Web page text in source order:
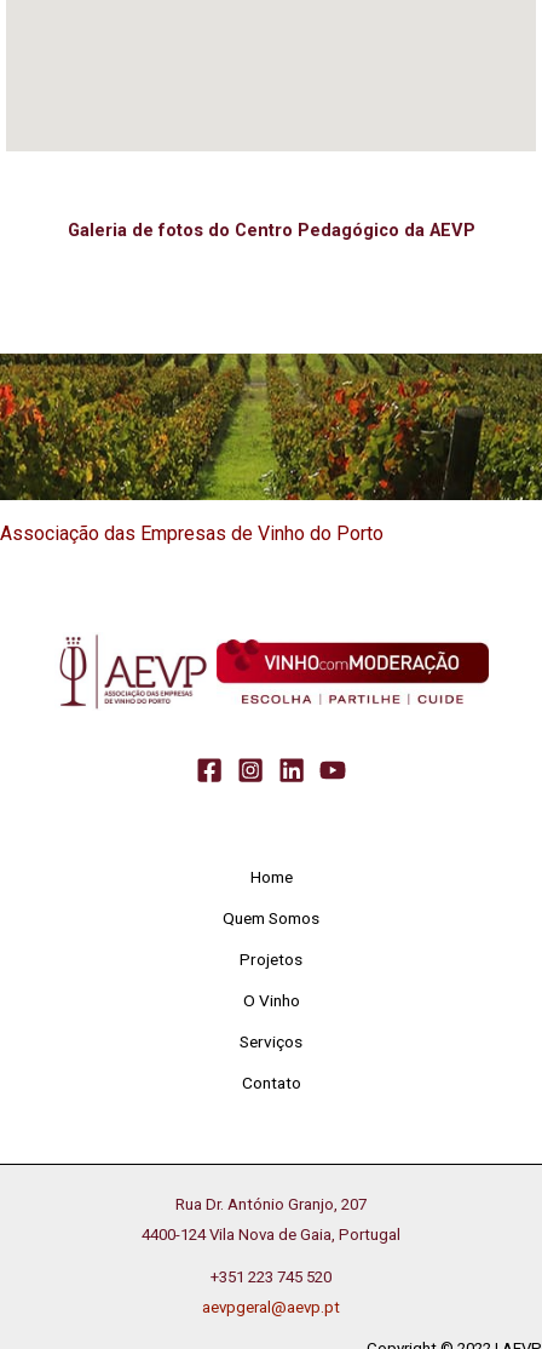
Galeria de fotos do Centro Pedagógico da AEVP
Associação das Empresas de Vinho do Porto
Home
Quem Somos
Projetos
O Vinho
Serviços
Contato
Rua Dr. António Granjo, 207
4400-124 Vila Nova de Gaia, Portugal
+351 223 745 520
aevpgeral@aevp.pt